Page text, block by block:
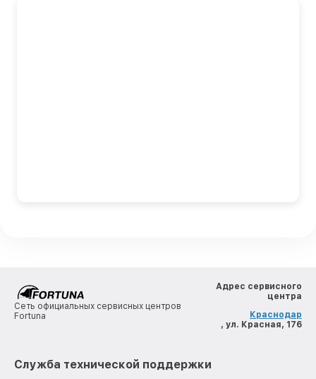
Сеть официальных сервисных центров
Fortuna
Адрес сервисного
центра
Краснодар
, ул. Красная, 176
Служба технической поддержки